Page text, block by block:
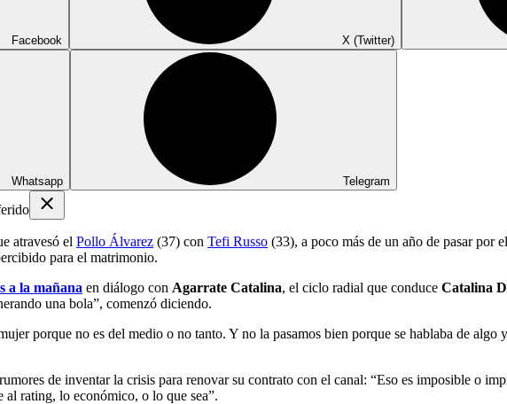
Facebook X (Twitter)
Whatsapp Telegram
atravesó el Pollo Álvarez (37) con Tefi Russo (33), a poco más de un año de pasar por
para el matrimonio.
a la mañana en diálogo con Agarrate Catalina, el ciclo radial que conduce Catalina
una bola”, comenzó diciendo.
porque no es del medio o no tanto. Y no la pasamos bien porque se hablaba de algo
de inventar la crisis para renovar su contrato con el canal: “Eso es imposible o
al rating, lo económico, o lo que sea”.